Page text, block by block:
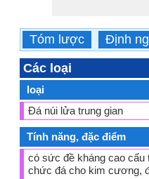
Tóm lược Định
Các loại
loại
Đá núi lửa trung gian
Tính năng, đặc điểm
có sức đề kháng cao cấu
chức đá cho kim cương,